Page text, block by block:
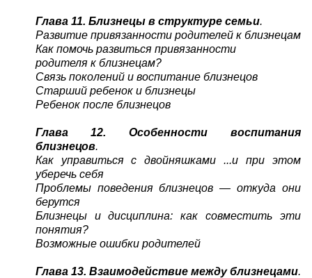
Глава 11. Близнецы в структуре семьи.
Развитие привязанности родителей к близнецам
Как помочь развиться привязанности
родителя к близнецам?
Связь поколений и воспитание близнецов
Старший ребенок и близнецы
Ребенок после близнецов
Глава 12. Особенности воспитания
близнецов.
Как управиться с двойняшками ...и при этом
уберечь себя
Проблемы поведения близнецов — откуда они
берутся
Близнецы и дисциплина: как совместить эти
понятия?
Возможные ошибки родителей
Глава 13. Взаимодействие между близнецами.